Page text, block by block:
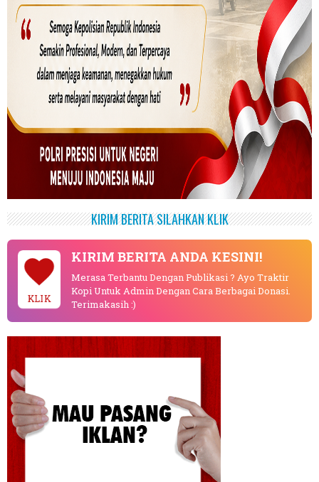
KIRIM BERITA SILAHKAN KLIK
KLIK
KIRIM BERITA ANDA KESINI!
Merasa Terbantu Dengan Publikasi ? Ayo Traktir
Kopi Untuk Admin Dengan Cara Berbagai Donasi.
Terimakasih :)